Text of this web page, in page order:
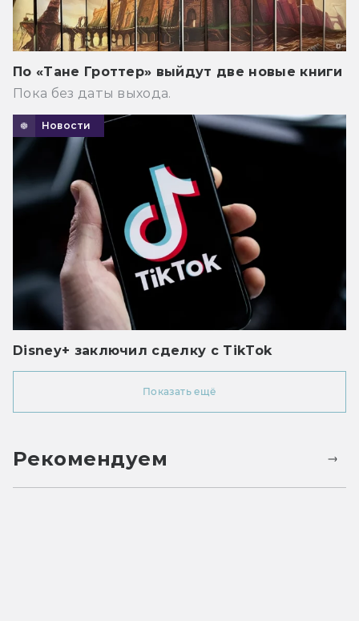
По «Тане Гроттер» выйдут две новые книги
Пока без даты выхода.
Новости
Disney+ заключил сделку с TikTok
Показать ещё
Рекомендуем